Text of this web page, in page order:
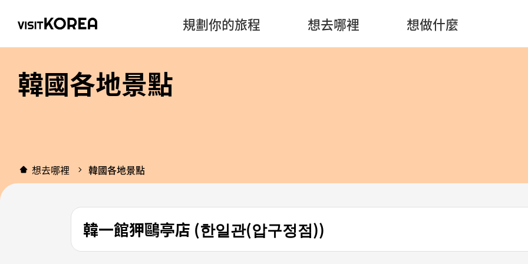
規劃你的旅程 想去哪裡 想做什麼
韓國各地景點
想去哪裡 韓國各地景點
韓一館狎鷗亭店 (한일관(압구정점))